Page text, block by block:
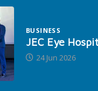
BUSINESS
JEC Eye
24 Jun 2026